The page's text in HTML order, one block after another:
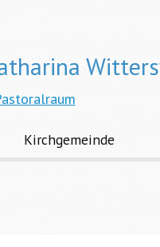
Kirchgemeinde